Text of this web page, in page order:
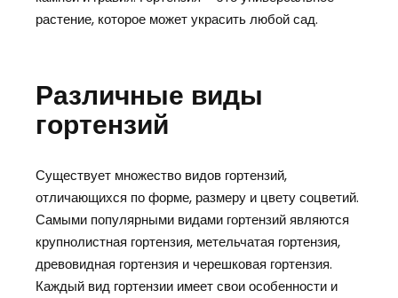
растение, которое может украсить любой сад.
Различные виды
гортензий
Существует множество видов гортензий,
отличающихся по форме, размеру и цвету соцветий.
Самыми популярными видами гортензий являются
крупнолистная гортензия, метельчатая гортензия,
древовидная гортензия и черешковая гортензия.
Каждый вид гортензии имеет свои особенности и